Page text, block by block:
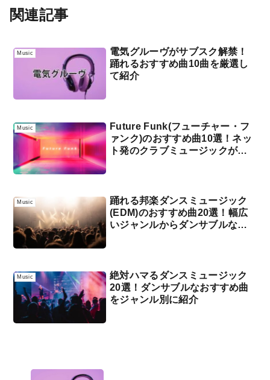
関連記事
Music
電気グルーヴがサブスク解禁！
踊れるおすすめ曲10曲を厳選し
て紹介
Music
Future Funk(フューチャー・フ
ァンク)のおすすめ曲10選！ネッ
ト発のクラブミュージックが今
Music
踊れる邦楽ダンスミュージック
(EDM)のおすすめ曲20選！幅広
いジャンルからダンサブルな楽
Music
絶対ハマるダンスミュージック
20選！ダンサブルなおすすめ曲
をジャンル別に紹介